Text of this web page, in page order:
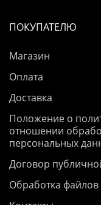
ПОКУПАТЕЛЮ
Магазин
Оплата
Доставка
Положение о
отношении
персональных
Договор
Обработка